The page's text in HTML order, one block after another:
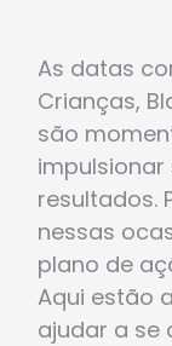
As datas
Crianças,
são
resultados.
nessas
plano de
Aqui estão
ajudar a se